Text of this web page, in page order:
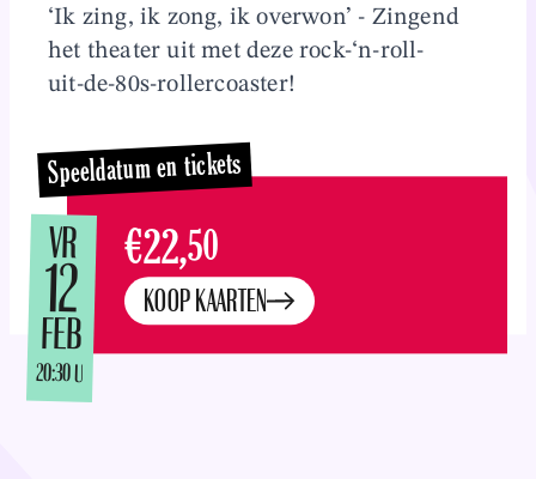
Overslaan en naar inhoud gaan
‘Ik zing, ik zong, ik overwon’ - Zingend
het theater uit met deze rock-‘n-roll-
uit-de-80s-rollercoaster!
VR
12
FEB
20:30 U
Speeldatum en tickets
€22,50
KOOP KAARTEN